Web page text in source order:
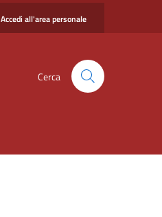
Accedi all'area personale
Cerca